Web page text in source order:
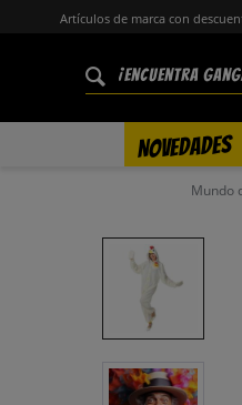
Artículos de marca con
NOVEDADES
Mundo